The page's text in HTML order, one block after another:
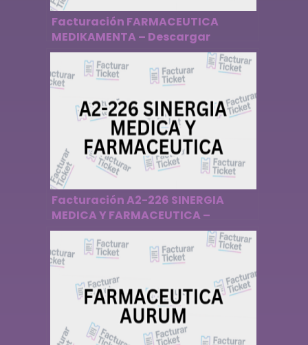
Facturación FARMACEUTICA
MEDIKAMENTA – Descargar
Factura
Facturación A2-226 SINERGIA
MEDICA Y FARMACEUTICA –
Descargar Factura